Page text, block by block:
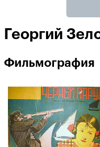
Георгий
Фильмография